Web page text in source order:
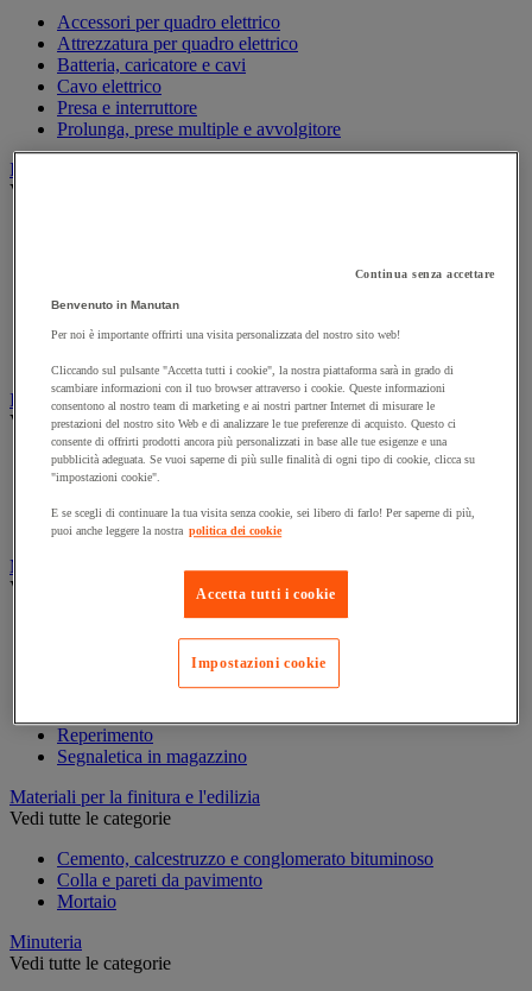
Accessori per quadro elettrico
Attrezzatura per quadro elettrico
Batteria, caricatore e cavi
Cavo elettrico
Presa e interruttore
Prolunga, prese multiple e avvolgitore
Illuminazione
Vedi tutte le categorie
Proiettore da cantiere
Ingrassaggio e lubrificazione
Vedi tutte le categorie
Anti-aderente
Attrezzi per lubrificazione
Grasso e olio
Lubrificante e sbloccante
Marcatura
Vedi tutte le categorie
Marcatura permanente
Marcatura temporanea
Reperimento
Segnaletica in magazzino
Materiali per la finitura e l'edilizia
Vedi tutte le categorie
Cemento, calcestruzzo e conglomerato bituminoso
Colla e pareti da pavimento
Mortaio
Minuteria
Vedi tutte le categorie
Continua senza accettare
Benvenuto in Manutan
Per noi è importante offrirti una visita personalizzata del nostro sito web!
Cliccando sul pulsante "Accetta tutti i cookie", la nostra piattaforma sarà in grado di
scambiare informazioni con il tuo browser attraverso i cookie. Queste informazioni
consentono al nostro team di marketing e ai nostri partner Internet di misurare le
prestazioni del nostro sito Web e di analizzare le tue preferenze di acquisto. Questo ci
consente di offrirti prodotti ancora più personalizzati in base alle tue esigenze e una
pubblicità adeguata. Se vuoi saperne di più sulle finalità di ogni tipo di cookie, clicca su
"impostazioni cookie".
E se scegli di continuare la tua visita senza cookie, sei libero di farlo! Per saperne di più,
puoi anche leggere la nostra politica dei cookie
Accetta tutti i cookie
Impostazioni cookie